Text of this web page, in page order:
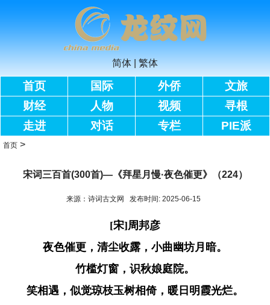
简体 繁体
首页 国际 外侨
文旅
财经
人物 视频
寻根
走进
对话 专栏 PIE派
首页 >
宋词三百首(300首)—《拜星月慢·夜色催更》（224）
来源：诗词古文网 发布时间: 2025-06-15
[宋]周邦彦
夜色催更，清尘收露，小曲幽坊月暗。
竹槛灯窗，识秋娘庭院。
笑相遇，似觉琼枝玉树相倚，暖日明霞光烂。